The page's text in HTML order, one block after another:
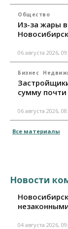
Общество
Из-за жары
06 августа 2026,
Бизнес
сумму
06 августа 2026,
Все материалы
Новости
04 августа 2026,